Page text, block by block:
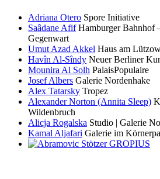
Adriana Otero Spore Initiative
Saâdane Afif Hamburger Bahnhof
Gegenwart
Umut Azad Akkel Haus am
Havîn Al-Sîndy Neuer Berliner
Mounira Al Solh PalaisPopulaire
Josef Albers Galerie Nordenhake
Alex Tatarsky Tropez
Alexander Norton (Annita Sleep)
Wildenbruch
Alicja Rogalska Studio | Galerie
Kamal Aljafari Galerie im